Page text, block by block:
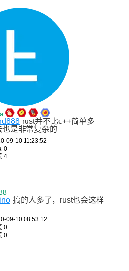
rust并不比c++简单多
也是非常复杂的
09-10 11:23:52
0
4
搞的人多了，rust也会这样
09-10 08:53:12
0
0